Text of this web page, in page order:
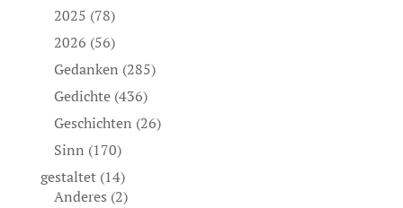
2025 (78)
2026 (56)
Gedanken (285)
Gedichte(436)
Geschichten (26)
Sinn (170)
gestaltet(14)
Anderes (2)